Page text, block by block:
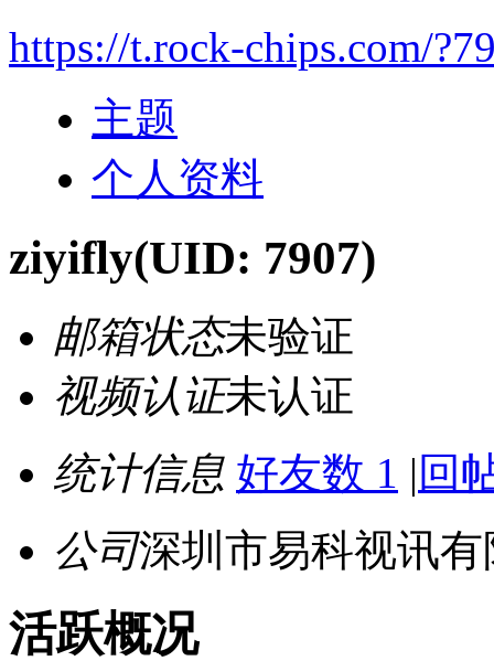
https://t.rock-chips.com/
主题
个人资料
ziyifly(UID: 7907)
邮箱状态未验证
视频认证未认证
统计信息 好友数 1 | 回
公司深圳市易科视讯
活跃概况